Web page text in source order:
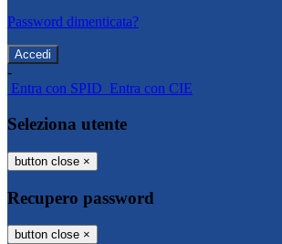
Password dimenticata?
-
Entra con SPID Entra con CIE
Seleziona utente
button close ×
Recupero password
button close ×